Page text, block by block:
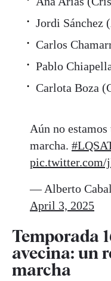
Jordi Sánchez
Carlos
Pablo
Carlota Boza
Aún no
marcha.
pic.twitter.com/
— Alberto
April 3, 2025
Temporada
avecina: un
marcha